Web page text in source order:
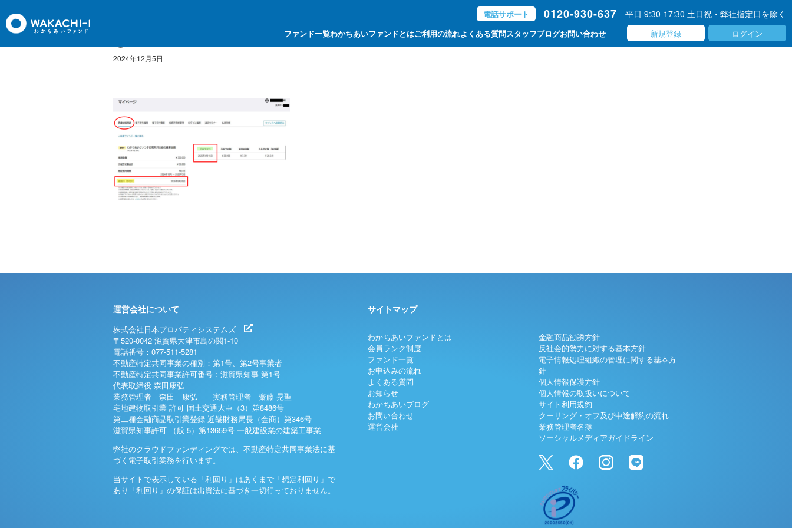
電話サポート 0120-930-637 平日 9:30-17:30 土日祝・弊社指定日を除く
ファンド一覧わかちあいファンドとはご利用の流れよくある質問スタッフブログお問い合わせ 新規登録 ログイン
2024年12月5日
運営会社について
株式会社日本プロパティシステムズ
〒520-0042 滋賀県大津市島の関1-10
電話番号：077-511-5281
不動産特定共同事業の種別：第1号、第2号事業者
不動産特定共同事業許可番号：滋賀県知事 第1号
代表取締役 森田康弘
業務管理者 森田 康弘 実務管理者 齋藤 晃聖
宅地建物取引業 許可 国土交通大臣（3）第8486号
第二種金融商品取引業登録 近畿財務局長（金商）第346号
滋賀県知事許可 （般-5）第13659号 一般建設業の建築工事業
弊社のクラウドファンディングでは、不動産特定共同事業法に基
づく電子取引業務を行います。
当サイトで表示している「利回り」はあくまで「想定利回り」で
あり「利回り」の保証は出資法に基づき一切行っておりません。
サイトマップ
わかちあいファンドとは
会員ランク制度
ファンド一覧
お申込みの流れ
よくある質問
お知らせ
わかちあいブログ
お問い合わせ
運営会社
金融商品勧誘方針
反社会的勢力に対する基本方針
電子情報処理組織の管理に関する基本方
針
個人情報保護方針
個人情報の取扱いについて
サイト利用規約
クーリング・オフ及び中途解約の流れ
業務管理者名簿
ソーシャルメディアガイドライン